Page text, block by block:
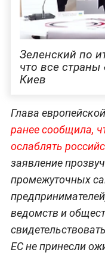
Зеленский по
что все
Киев
Глава
ранее сообщила,
ослаблять
заявление
промежуточных
ведомств и
ЕС не принесли